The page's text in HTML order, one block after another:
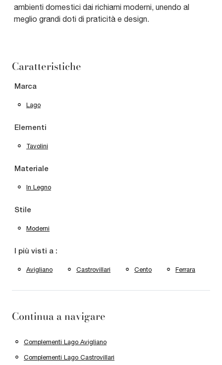
ambienti domestici dai richiami moderni, unendo al
meglio grandi doti di praticità e design.
Caratteristiche
Marca
Lago
Elementi
Tavolini
Materiale
In Legno
Stile
Moderni
I più visti a :
Avigliano Castrovillari Cento Ferrara
Continua a navigare
Complementi Lago Avigliano
Complementi Lago Castrovillari